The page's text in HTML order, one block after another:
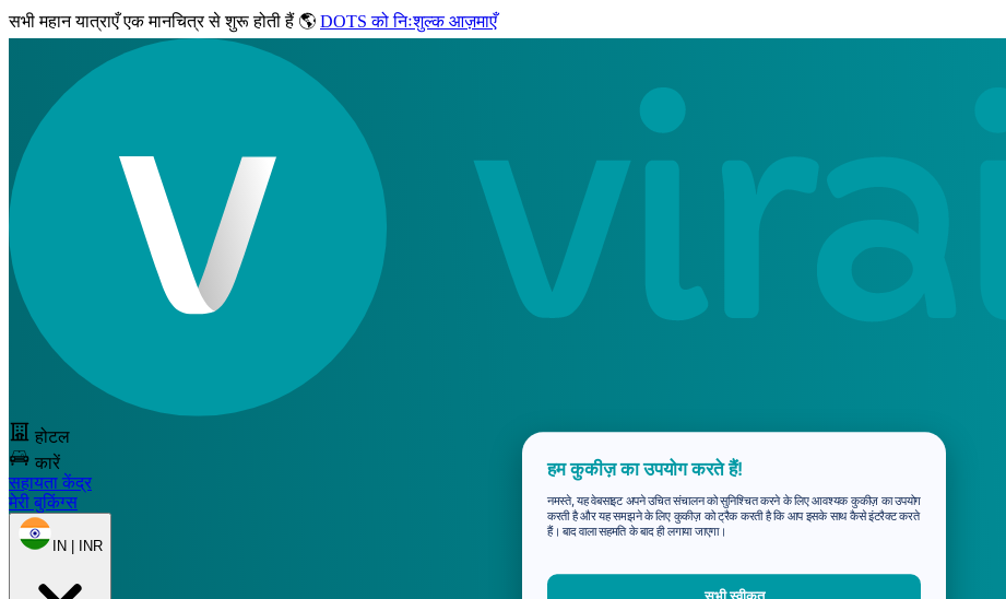
सभी महान यात्राएँएक मानचित्र से शुरू होती हैं 🌎 DOTS को निःशुल्क आज़माएँ
होटल
कारें
सहायता केंद्र
मेरी बुकिंग्स
IN | INR
हम कुकीज़ का उपयोग करते हैं!
नमस्ते, यह वेबसाइट अपने उचित संचालन को सुनिश्चित करने के लिए आवश्यक कुकीज़ का उपयोग
करती है और यह समझने के लिए कुकीज़ को ट्रैक करती है कि आप इसके साथ कैसे इंटरैक्ट करते
हैं। बाद वाला सहमति के बाद ही लगाया जाएगा।